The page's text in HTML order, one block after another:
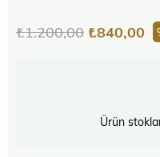
₺1.200,00 ₺840,00
Ürün